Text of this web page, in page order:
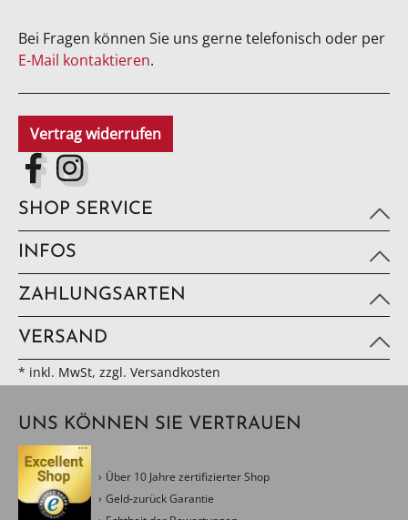
Bei Fragen können Sie uns gerne telefonisch oder per
E-Mail kontaktieren.
Vertrag widerrufen
SHOP SERVICE
INFOS
ZAHLUNGSARTEN
VERSAND
* inkl. MwSt, zzgl. Versandkosten
UNS KÖNNEN SIE VERTRAUEN
Über 10 Jahre zertifizierter Shop
Geld-zurück Garantie